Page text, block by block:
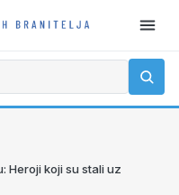
Heroji koji su stali uz